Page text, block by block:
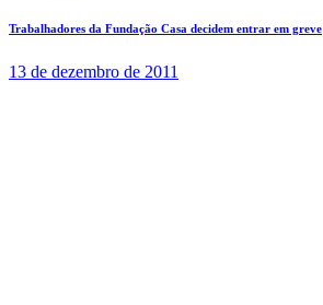
Trabalhadores da Fundação Casa decidem entrar em greve
13 de dezembro de 2011